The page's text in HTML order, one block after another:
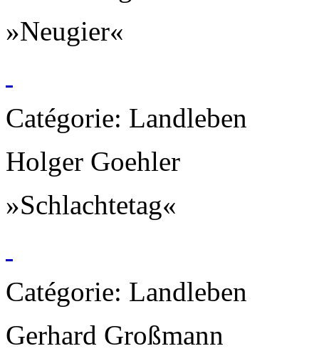
»Neugier«
Catégorie: Landleben
Holger Goehler
»Schlachtetag«
Catégorie: Landleben
Gerhard Großmann